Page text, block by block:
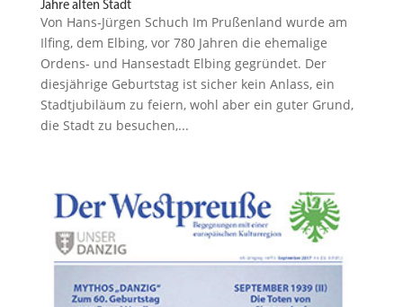
Jahre alten Stadt
Von Hans-Jürgen Schuch Im Prußenland wurde am
Ilfing, dem Elbing, vor 780 Jahren die ehemalige
Ordens- und Hanse­stadt Elbing gegründet. Der
diesjährige Geburtstag ist sicher kein Anlass, ein
Stadt­ju­biläum zu feiern, wohl aber ein guter Grund,
die Stadt zu besuchen,...